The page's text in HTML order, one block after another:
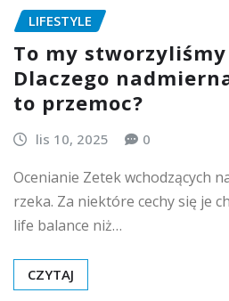
LIFESTYLE
To my
Dlaczego
to przemoc?
lis 10, 2025 0
Ocenianie Zetek wchodzących
rzeka. Za niektóre cechy się je
life balance niż…
CZYTAJ